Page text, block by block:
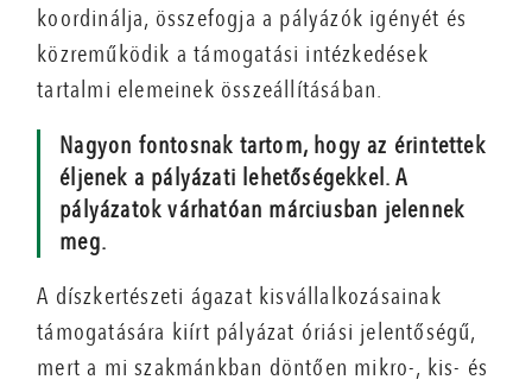
koordinálja, összefogja a pályázók igényét és
közreműködik a támogatási intézkedések
tartalmi elemeinek összeállításában.
Nagyon fontosnak tartom, hogy az érintettek
éljenek a pályázati lehetőségekkel. A
pályázatok várhatóan márciusban jelennek
meg.
A díszkertészeti ágazat kisvállalkozásainak
támogatására kiírt pályázat óriási jelentőségű,
mert a mi szakmánkban döntően mikro-, kis- és